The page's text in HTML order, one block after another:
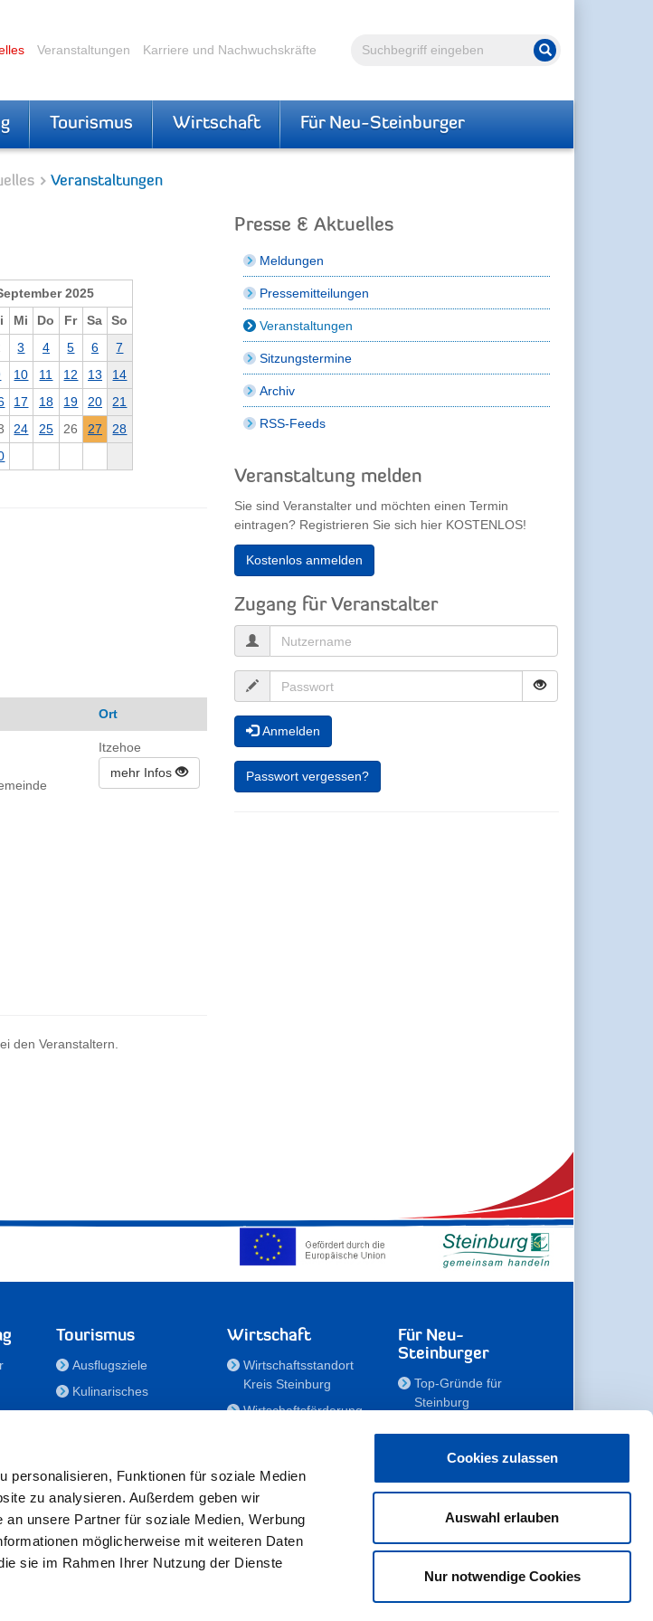
personalisieren, Funktionen für soziale Medien
zu analysieren. Außerdem geben wir
unsere Partner für soziale Medien, Werbung
möglicherweise mit weiteren Daten
sie im Rahmen Ihrer Nutzung der Dienste
Cookies zulassen
Auswahl erlauben
Nur notwendige Cookies
Volltextsuche Suche starten
Veranstaltungen Karriere und Nachwuchskräfte
Tourismus Wirtschaft Für Neu-Steinburger
Veranstaltungen
2025
Mi Do Fr Sa
So
3 4 5 6
7
10 11 12 13
14
17 18 19 20
21
24 25 26 27
28
Ort
Itzehoe
mehr Infos
den Veranstaltern.
Presse & Aktuelles
Meldungen
Pressemitteilungen
Veranstaltungen
Sitzungstermine
Archiv
RSS-Feeds
Veranstaltung melden
Sie sind Veranstalter und möchten einen Termin
eintragen? Registrieren Sie sich hier KOSTENLOS!
Kostenlos anmelden
Zugang für Veranstalter
Anmelden
Passwort vergessen?
Tourismus
Ausflugsziele
Kulinarisches
Veranstaltungen
Wirtschaft
Wirtschaftsstandort
Kreis Steinburg
Wirtschaftsförderung
Zahlen, Daten,
Fakten
Gewerbeflächen
Für Neu-
Steinburger
Top-Gründe für
Steinburg
Meine Immobilie
Erholen